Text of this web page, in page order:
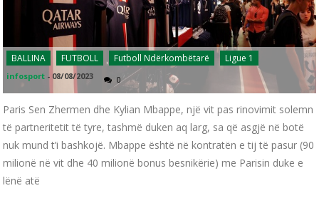
BALLINA FUTBOLL Futboll Ndërkombëtarë Ligue 1
infosport - 08/08/2023 0
Paris Sen Zhermen dhe Kylian Mbappe, një vit pas rinovimit solemn
të partneritetit të tyre, tashmë duken aq larg, sa që asgjë në botë
nuk mund t’i bashkojë. Mbappe është në kontratën e tij të pasur (90
milionë në vit dhe 40 milionë bonus besnikërie) me Parisin duke e
lënë atë